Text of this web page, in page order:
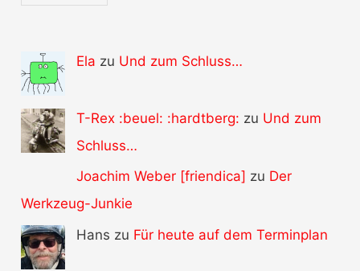
Ela zu Und zum Schluss…
T-Rex :beuel: :hardtberg: zu Und zum
Schluss…
Joachim Weber [friendica] zu Der
Werkzeug-Junkie
Hans zu Für heute auf dem Terminplan